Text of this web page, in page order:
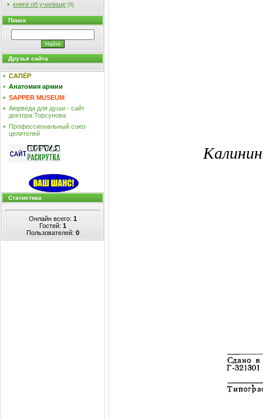
книги об училище [8]
Поиск
Друзья сайта
САПЁР
Анатомия армии
SAPPER MUSEUM
Аюрведа для души - сайт
доктора Торсунова
Профессиональный союз
целителей
Статистика
Онлайн всего: 1
Гостей: 1
Пользователей: 0